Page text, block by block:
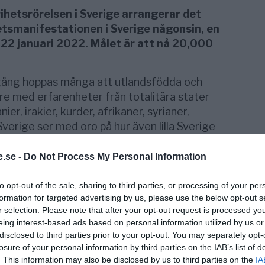
- Do Not Process My Personal Information
opt-out of the sale, sharing to third parties, or processing of your
for targeted advertising by us, please use the below opt-out
selection. Please note that after your opt-out request is processed
interest-based ads based on personal information utilized by us
to third parties prior to your opt-out. You may separately
of your personal information by third parties on the IAB’s list of
This information may also be disclosed by us to third parties on the
i Sverige arrangerar det
i Sverige någonsin, en
januari 2022. Målet är att nå 20,000
hoppas många att utlandsfödda och
med erfarenheter från totalitära stater
irakier, kurder, afrikaner, syrianer,
ser med oro på hur även lilla Sverige
varnar för att globalisternas med hjälp
medicinsk apartheid och vi ser det redan i
regioner införs krav på vaccinpass för att
människor förlorar sin jobb för att de vägra